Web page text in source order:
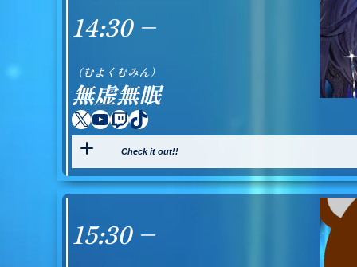
14:30 –
（むよくむみん）
無虚無眠
X YouTube Twitch TikTok
Check it out!!
15:30 –